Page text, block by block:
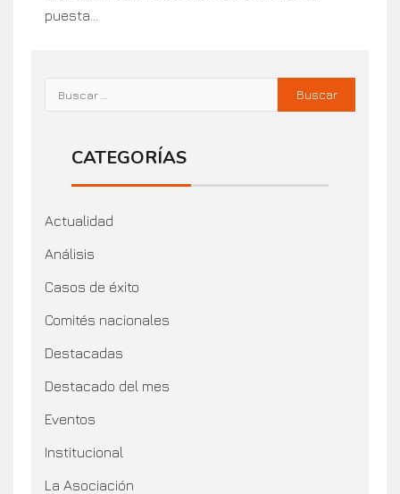
puesta...
CATEGORÍAS
Actualidad
Análisis
Casos de éxito
Comités nacionales
Destacadas
Destacado del mes
Eventos
Institucional
La Asociación